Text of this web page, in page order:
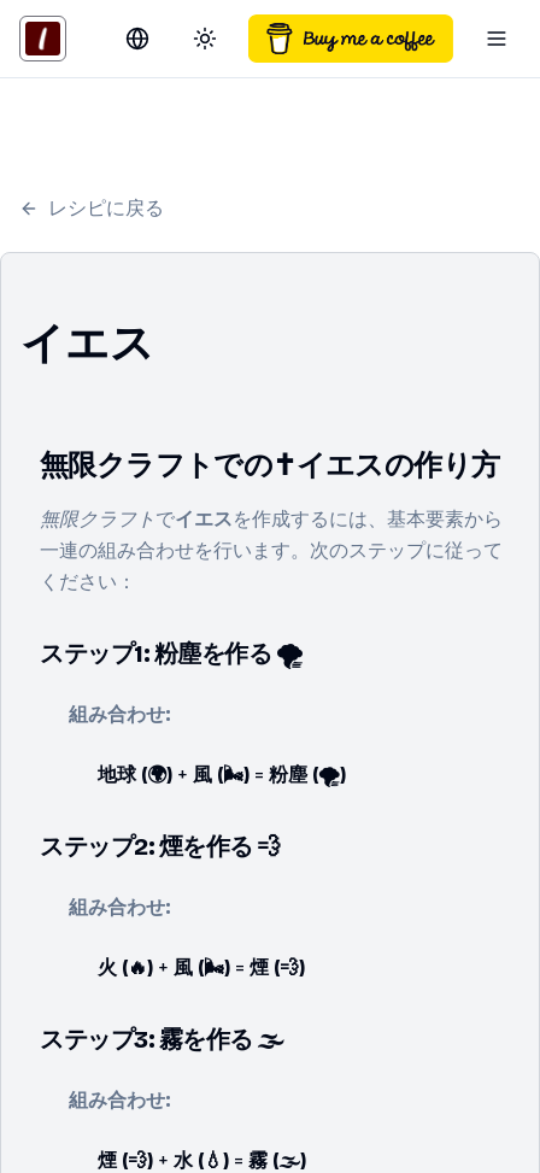
Switch language
Toggle theme
レシピに戻る
イエス
無限クラフトでの✝️イエスの作り方
無限クラフト でイエスを作成するには、基本要素から
一連の組み合わせを行います。次のステップに従って
ください：
ステップ1: 粉塵を作る 🌪️
組み合わせ:
地球 (🌍) + 風 (🌬️) = 粉塵 (🌪️)
ステップ2: 煙を作る 💨
組み合わせ:
火 (🔥) + 風 (🌬️) = 煙 (💨)
ステップ3: 霧を作る 🌫️
組み合わせ:
煙 (💨) + 水 (💧) = 霧 (🌫️)